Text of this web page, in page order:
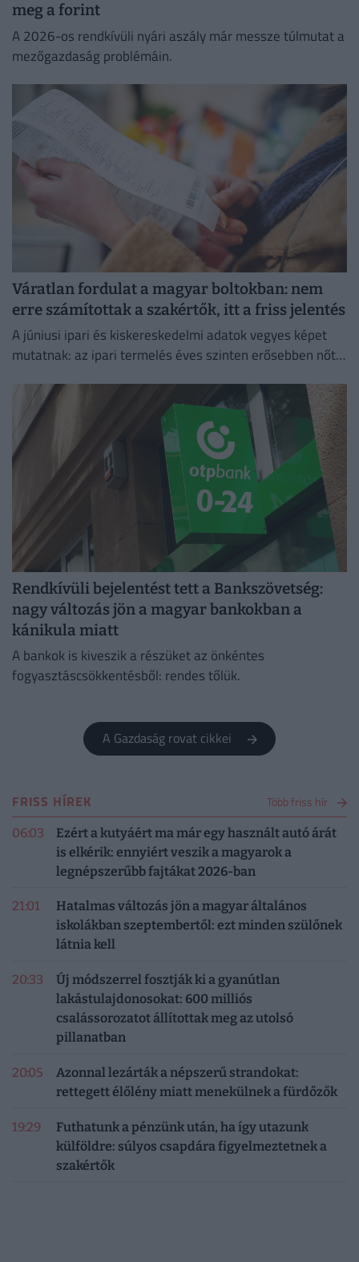
meg a forint
A 2026-os rendkívüli nyári aszály már messze túlmutat a
mezőgazdaság problémáin.
Váratlan fordulat a magyar boltokban: nem
erre számítottak a szakértők, itt a friss jelentés
A júniusi ipari és kiskereskedelmi adatok vegyes képet
mutatnak: az ipari termelés éves szinten erősebben nőtt
Rendkívüli bejelentést tett a Bankszövetség:
nagy változás jön a magyar bankokban a
kánikula miatt
A bankok is kiveszik a részüket az önkéntes
fogyasztáscsökkentésből: rendes tőlük.
A Gazdaság rovat cikkei
FRISS HÍREK Több friss hír
06:03
Ezért a kutyáért ma már egy használt autó árát
is elkérik: ennyiért veszik a magyarok a
legnépszerűbb fajtákat 2026-ban
21:01
Hatalmas változás jön a magyar általános
iskolákban szeptembertől: ezt minden szülőnek
látnia kell
20:33
Új módszerrel fosztják ki a gyanútlan
lakástulajdonosokat: 600 milliós
csalássorozatot állítottak meg az utolsó
pillanatban
20:05
Azonnal lezárták a népszerű strandokat:
rettegett élőlény miatt menekülnek a fürdőzők
19:29
Futhatunk a pénzünk után, ha így utazunk
külföldre: súlyos csapdára figyelmeztetnek a
szakértők